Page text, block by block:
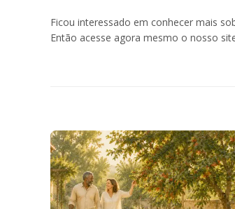
Ficou interessado em conhecer mais
Então acesse agora mesmo o nosso